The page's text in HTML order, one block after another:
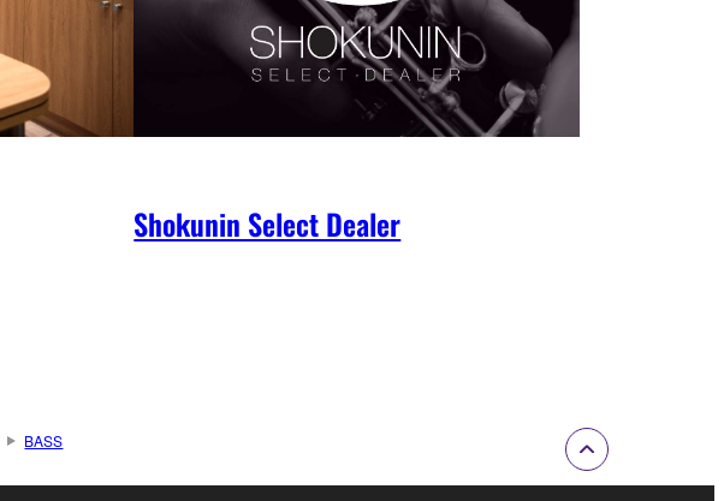
Shokunin Select Dealer
BASS